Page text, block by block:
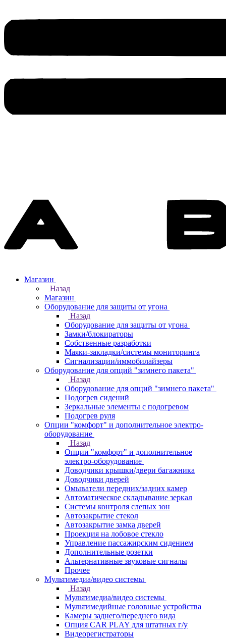
Магазин
Назад
Магазин
Оборудование для защиты от угона
Назад
Оборудование для защиты от угона
Замки/блокираторы
Собственные разработки
Маяки-закладки/системы мониторинга
Сигнализации/иммобилайзеры
Оборудование для опций "зимнего пакета"
Назад
Оборудование для опций "зимнего пакета"
Подогрев сидений
Зеркальные элементы с подогревом
Подогрев руля
Опции "комфорт" и дополнительное электро-
оборудование
Назад
Опции "комфорт" и дополнительное
электро-оборудование
Доводчики крышки/двери багажника
Доводчики дверей
Омыватели передних/задних камер
Автоматическое складывание зеркал
Системы контроля слепых зон
Автозакрытие стекол
Автозакрытие замка дверей
Проекция на лобовое стекло
Управление пассажирским сидением
Дополнительные розетки
Альтернативные звуковые сигналы
Прочее
Мультимедиа/видео системы
Назад
Мультимедиа/видео системы
Мультимедийные головные устройства
Камеры заднего/переднего вида
Опция CAR PLAY для штатных г/у
Видеорегистраторы